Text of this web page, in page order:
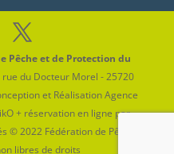
Pêche et de Protection du
rue du Docteur Morel - 25720
et Réalisation Agence
+ réservation en ligne par
© 2022 Fédération de Pêche
libres de droits